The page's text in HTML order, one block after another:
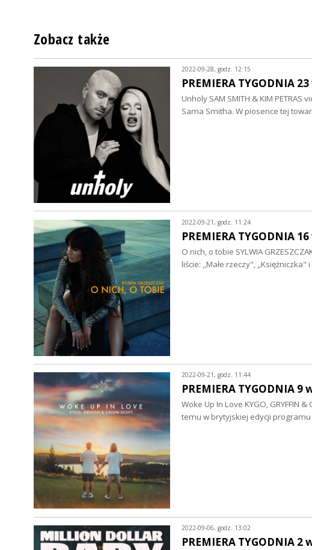
Zobacz także
2022-09-28, godz. 12:15
PREMIERA TYGODNIA
Unholy SAM SMITH & KIM
Sama Smitha. W piosence tej
2022-09-21, godz. 11:24
PREMIERA TYGODNIA
O nich, o tobie SYLWIA
liście: ,,Małe rzeczy", ,,Księżniczka"
2022-09-21, godz. 11:44
PREMIERA TYGODNIA 9
Woke Up In Love KYGO, GRYFFIN
temu w brytyjskiej edycji
2022-09-06, godz. 13:02
PREMIERA TYGODNIA 2